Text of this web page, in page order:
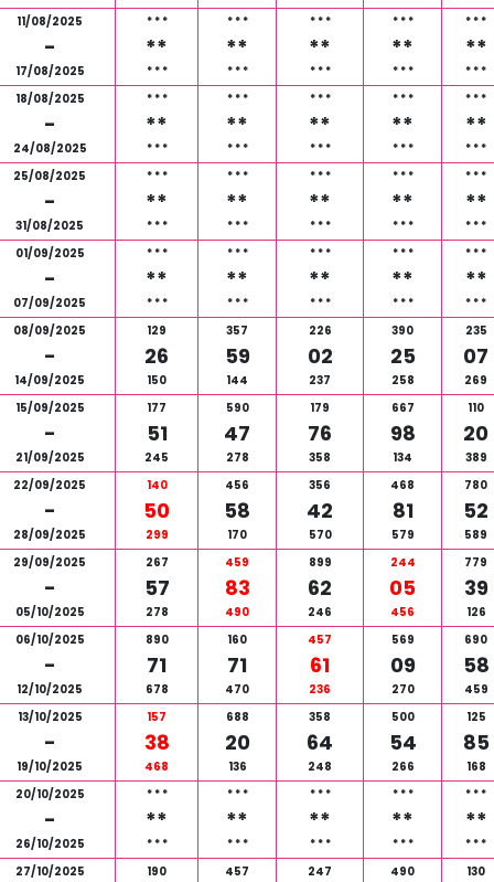
11/08/2025
-
17/08/2025
* * *
**
* * *
* * *
**
* * *
* * *
**
* * *
* * *
**
* * *
* * *
**
* * *
18/08/2025
-
24/08/2025
* * *
**
* * *
* * *
**
* * *
* * *
**
* * *
* * *
**
* * *
* * *
**
* * *
25/08/2025
-
31/08/2025
* * *
**
* * *
* * *
**
* * *
* * *
**
* * *
* * *
**
* * *
* * *
**
* * *
01/09/2025
-
07/09/2025
* * *
**
* * *
* * *
**
* * *
* * *
**
* * *
* * *
**
* * *
* * *
**
* * *
08/09/2025
-
14/09/2025
129
26
150
357
59
144
226
02
237
390
25
258
235
07
269
15/09/2025
-
21/09/2025
177
51
245
590
47
278
179
76
358
667
98
134
110
20
389
22/09/2025
-
28/09/2025
140
50
299
456
58
170
356
42
570
468
81
579
780
52
589
29/09/2025
-
05/10/2025
267
57
278
459
83
490
899
62
246
244
05
456
779
39
126
06/10/2025
-
12/10/2025
890
71
678
160
71
470
457
61
236
569
09
270
690
58
459
13/10/2025
-
19/10/2025
157
38
468
688
20
136
358
64
248
500
54
266
125
85
168
20/10/2025
-
26/10/2025
* * *
**
* * *
* * *
**
* * *
* * *
**
* * *
* * *
**
* * *
* * *
**
* * *
27/10/2025
190 457 247 490 130